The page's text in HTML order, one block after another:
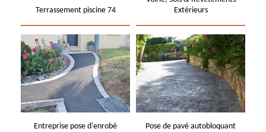
Terrassement piscine 74
Extérieurs
Entreprise pose d'enrobé
Pose de pavé autobloquant